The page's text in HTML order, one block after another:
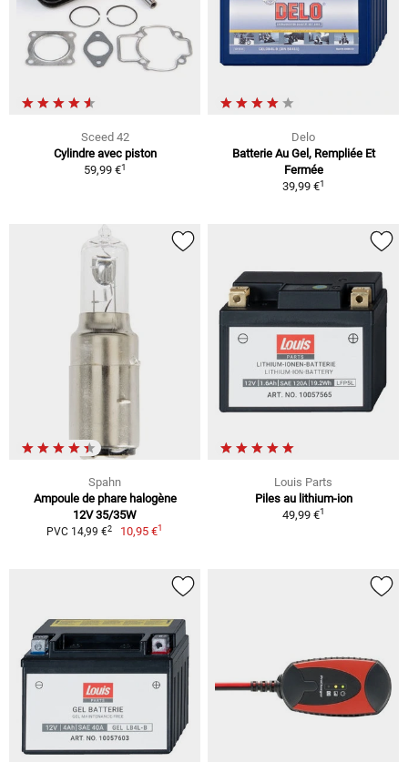
Sceed 42
Cylindre avec piston
59,99 €1
Delo
Batterie Au Gel, Rempliée Et
Fermée
39,99 €1
Spahn
Ampoule de phare halogène
12V 35/35W
PVC 14,99 €2 10,95 €1
Louis Parts
Piles au lithium-ion
49,99 €1